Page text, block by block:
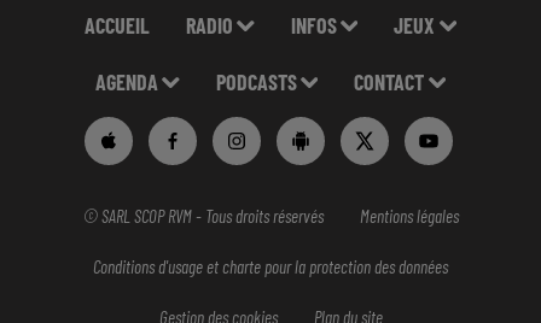
ACCUEIL RADIO INFOS JEUX
AGENDA PODCASTS CONTACT
© SARL SCOP RVM - Tous droits réservés Mentions légales
Conditions d'usage et charte pour la protection des données
Gestion des cookies Plan du site